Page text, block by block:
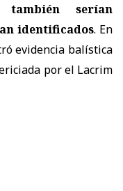
serían
identificados. En
evidencia balística
por el Lacrim